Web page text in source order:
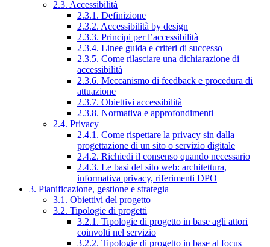
2.3. Accessibilità
2.3.1. Definizione
2.3.2. Accessibilità by design
2.3.3. Principi per l’accessibilità
2.3.4. Linee guida e criteri di successo
2.3.5. Come rilasciare una dichiarazione di
accessibilità
2.3.6. Meccanismo di feedback e procedura di
attuazione
2.3.7. Obiettivi accessibilità
2.3.8. Normativa e approfondimenti
2.4. Privacy
2.4.1. Come rispettare la privacy sin dalla
progettazione di un sito o servizio digitale
2.4.2. Richiedi il consenso quando necessario
2.4.3. Le basi del sito web: architettura,
informativa privacy, riferimenti DPO
3. Pianificazione, gestione e strategia
3.1. Obiettivi del progetto
3.2. Tipologie di progetti
3.2.1. Tipologie di progetto in base agli attori
coinvolti nel servizio
3.2.2. Tipologie di progetto in base al focus